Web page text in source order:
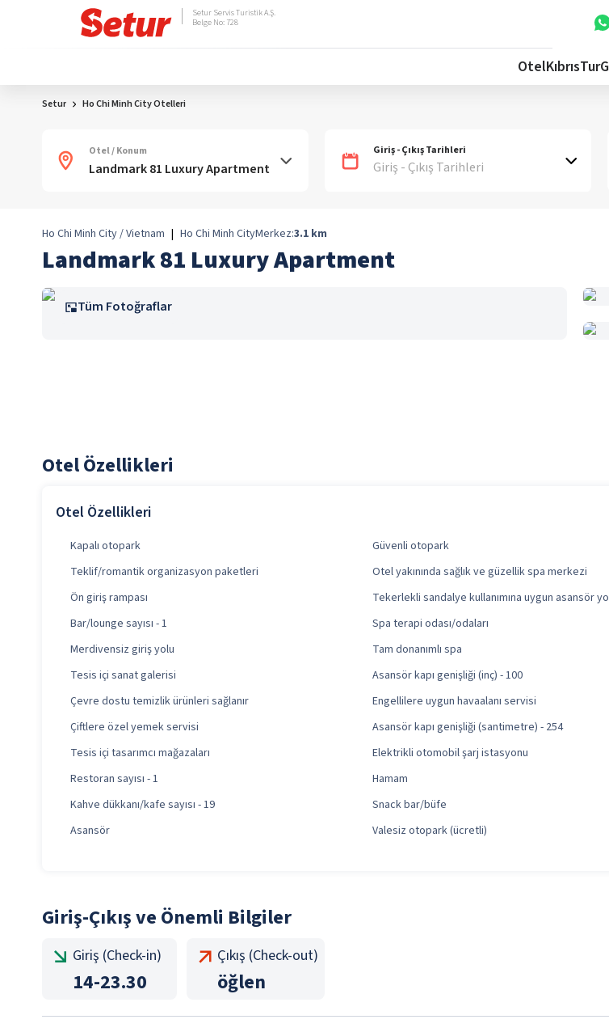
Setur Servis Turistik A.Ş.
Belge No: 728
OtelKıbrısTur
Setur Ho Chi Minh City Otelleri
Otel / Konum Giriş - Çıkış Tarihleri
Giriş - Çıkış Tarihleri
Ho Chi Minh City / Vietnam | Ho Chi Minh CityMerkez:3.1 km
Landmark 81 Luxury Apartment
Tüm Fotoğraflar
Otel Özellikleri
Otel Özellikleri
Kapalı otopark Güvenli otopark
Teklif/romantik organizasyon paketleri
Otel yakınında sağlık ve güzellik spa merkezi
Ön giriş rampası
Tekerlekli sandalye kullanımına uygun asansör
Bar/lounge sayısı - 1
Spa terapi odası/odaları
Merdivensiz giriş yolu
Tam donanımlı spa
Tesis içi sanat galerisi
Asansör kapı genişliği (inç) - 100
Çevre dostu temizlik ürünleri sağlanır
Engellilere uygun havaalanı servisi
Çiftlere özel yemek servisi
Asansör kapı genişliği (santimetre) - 254
Tesis içi tasarımcı mağazaları
Elektrikli otomobil şarj istasyonu
Restoran sayısı - 1
Hamam
Kahve dükkanı/kafe sayısı - 19
Snack bar/büfe
Asansör
Valesiz otopark (ücretli)
Giriş-Çıkış ve Önemli Bilgiler
Giriş (Check-in)
14-23.30
Çıkış (Check-out)
öğlen